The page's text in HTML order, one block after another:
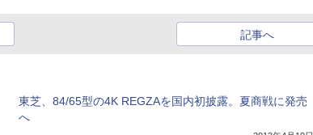
記事へ
東芝、84/65型の4K REGZAを国内初披露。夏商戦に発売
へ